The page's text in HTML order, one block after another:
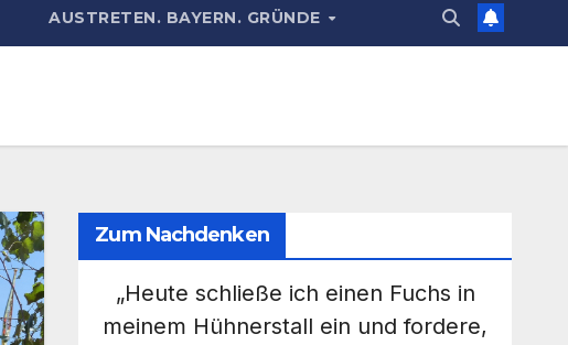
AUSTRETEN. BAYERN. GRÜNDE
Zum Nachdenken
„Heute schließe ich einen Fuchs in
meinem Hühnerstall ein und fordere,